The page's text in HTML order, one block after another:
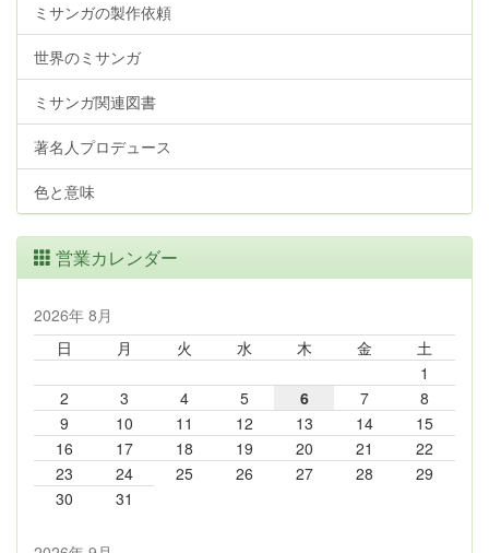
ミサンガの製作依頼
世界のミサンガ
ミサンガ関連図書
著名人プロデュース
色と意味
営業カレンダー
2026年 8月
日
月 火 水 木 金
土
1
2
3 4 5 6 7
8
9
10 11 12 13 14
15
16
17 18 19 20 21
22
23
24 25 26 27 28
29
30
31